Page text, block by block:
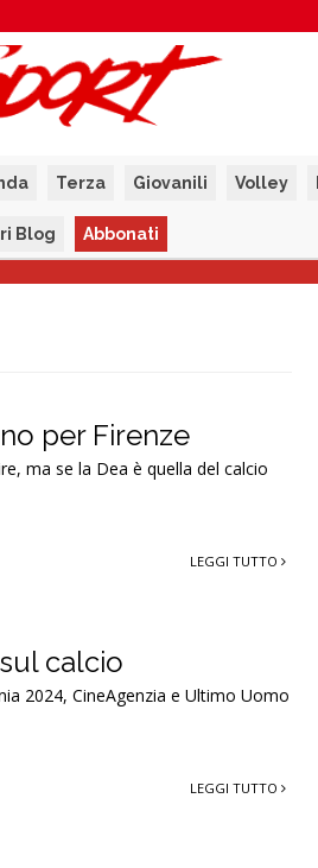
Terza Giovanili Volley
Blog Abbonati
per Firenze
ma se la Dea è quella del calcio
LEGGI TUTTO
calcio
2024, CineAgenzia e Ultimo Uomo
LEGGI TUTTO